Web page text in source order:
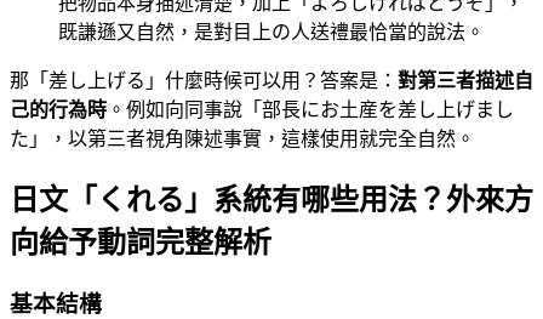
既謙遜又自然，是對目上の人送禮最恰當的說法。
那「差し上げる」什麼時候可以用？答案是： 對第三者描述自
己的行為時 。例如向同事說「部長にお土産を差し上げまし
た」，以第三者視角陳述事實，這樣使用就完全自然。
日文「くれる」系統有哪些用法？外來方
向給予動詞完整解析
基本結構